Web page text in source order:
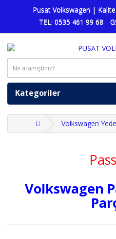
Pusat Volkswagen | Kalite
TEL: 0535 461 99 68
Kategoriler
Volkswagen
Volkswagen